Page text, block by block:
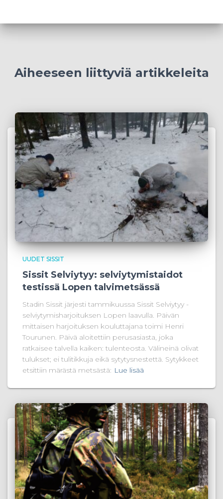
Aiheeseen liittyviä artikkeleita
UUDET SISSIT
Sissit Selviytyy: selviytymistaidot
testissä Lopen talvimetsässä
Stadin Sissit järjesti tammikuussa Sissit Selviytyy -
selviytymisharjoituksen Lopen laavulla. Päivän
mittaisen harjoituksen kouluttajana toimi Henri
Tourunen. Päivä aloitettiin perusasiasta, joka
ratkaisee talvella kaiken: tulenteosta. Välineinä olivat
tulukset; ei tulitikkuja eikä sytytysnestettä. Sytykkeet
etsittiin märästä metsästä: Lue lisää